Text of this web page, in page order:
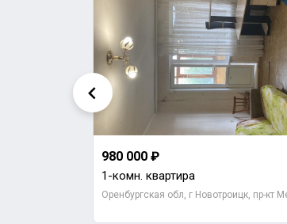
980 000 ₽
1-комн. квартира
Оренбургская обл, г Новотроицк, пр-кт